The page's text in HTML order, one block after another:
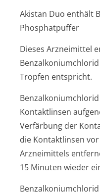
Akistan Duo enthält
Phosphatpuffer
Dieses Arzneimittel
Tropfen entspricht.
Kontaktlinsen
Verfärbung der
die Kontaktlinsen
Arzneimittels
15 Minuten wieder